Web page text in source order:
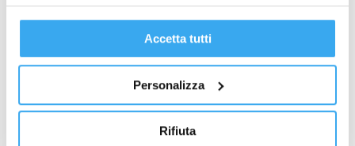
Accetta tutti
Personalizza
Rifiuta
Quale percorso ti interessa?*
Formazione per Neolaureati